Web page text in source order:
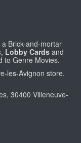
Brick-and-mortar
, Lobby Cards and
to Genre Movies.
les-Avignon store.
30400 Villeneuve-